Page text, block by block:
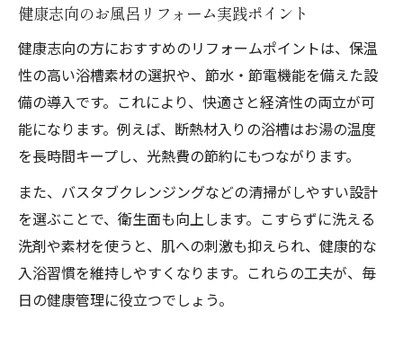
方
お風呂リフォーム後のバスタブ清掃のポイ
ント
バスタブクレンジング選びで健康を守るコ
ツ
お風呂リフォーム後に安心な洗剤の使い方
お風呂リフォーム後のこすらない洗剤活用
法
バスタブクレンジングで快適な浴室環境を
維持
効率よく温まるお風呂リフォーム後の入浴法
健康志向のお風呂リフォーム実践ポイント
健康志向の方におすすめのリフォームポイントは、保温
性の高い浴槽素材の選択や、節水・節電機能を備えた設
備の導入です。これにより、快適さと経済性の両立が可
能になります。例えば、断熱材入りの浴槽はお湯の温度
を長時間キープし、光熱費の節約にもつながります。
また、バスタブクレンジングなどの清掃がしやすい設計
を選ぶことで、衛生面も向上します。こすらずに洗える
洗剤や素材を使うと、肌への刺激も抑えられ、健康的な
入浴習慣を維持しやすくなります。これらの工夫が、毎
日の健康管理に役立つでしょう。